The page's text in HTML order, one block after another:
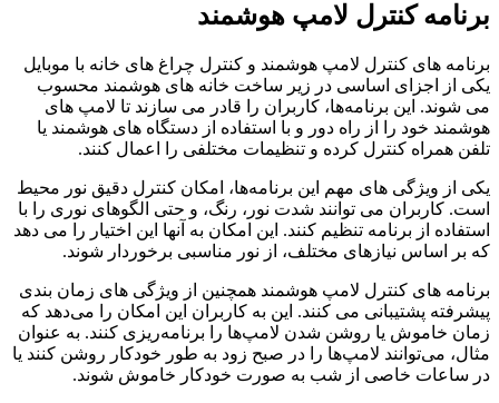
برنامه کنترل لامپ هوشمند
برنامه‌ های کنترل لامپ هوشمند و کنترل چراغ های خانه با موبایل
یکی از اجزای اساسی در زیر ساخت خانه‌ های هوشمند محسوب
می‌ شوند. این برنامه‌ها، کاربران را قادر می‌ سازند تا لامپ‌ های
هوشمند خود را از راه دور و با استفاده از دستگاه‌ های هوشمند یا
تلفن همراه کنترل کرده و تنظیمات مختلفی را اعمال کنند.
یکی از ویژگی‌ های مهم این برنامه‌ها، امکان کنترل دقیق نور محیط
است. کاربران می‌ توانند شدت نور، رنگ، و حتی الگوهای نوری را با
استفاده از برنامه تنظیم کنند. این امکان به آنها این اختیار را می‌ دهد
که بر اساس نیازهای مختلف، از نور مناسبی برخوردار شوند.
برنامه‌ های کنترل لامپ هوشمند همچنین از ویژگی‌ های زمان‌ بندی
پیشرفته پشتیبانی می‌ کنند. این به کاربران این امکان را می‌دهد که
زمان خاموش یا روشن شدن لامپ‌ها را برنامه‌ریزی کنند. به عنوان
مثال، می‌توانند لامپ‌ها را در صبح زود به طور خودکار روشن کنند یا
در ساعات خاصی از شب به صورت خودکار خاموش شوند.